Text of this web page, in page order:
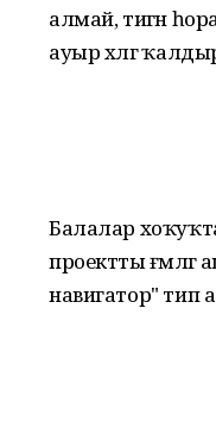
алмай, тигән
ауыр хәлгә
Балалар
проектты
навигатор" тип